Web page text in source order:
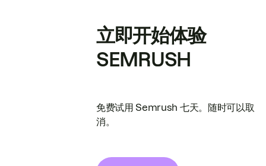
立即开始体验
SEMRUSH
免费试用 Semrush 七天。随时可以取
消。